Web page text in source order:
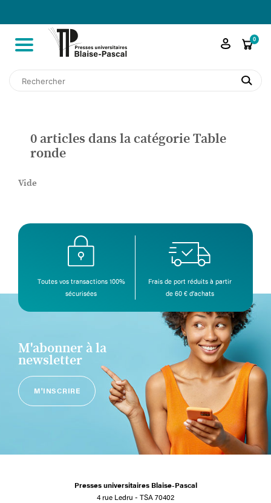
shopping_cart0

search
0 articles dans la catégorie Table
ronde
Vide
Toutes vos transactions 100%
sécurisées
Frais de port réduits à partir
de 60 € d’achats
M'abonner à la
newsletter
M'INSCRIRE
Presses universitaires Blaise-Pascal
4 rue Ledru - TSA 70402